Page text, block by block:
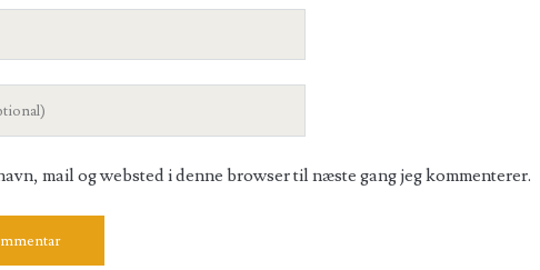
mail og websted i denne browser til næste gang jeg kommenterer.